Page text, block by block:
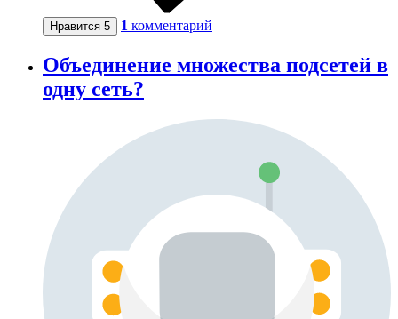
Нравится 5 1 комментарий
Объединение множества подсетей в
одну сеть?